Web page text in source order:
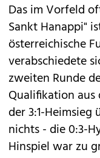
Das im Vorfeld
Sankt Hanappi"
österreichische
verabschiedete
zweiten Runde
Qualifikation aus
der 3:1-Heimsieg
nichts - die 0:3-
Hinspiel war zu